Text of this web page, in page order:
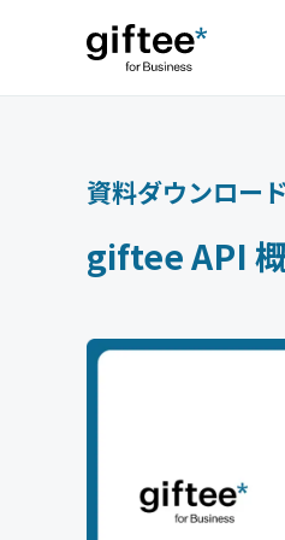
資料ダウンロード
giftee API